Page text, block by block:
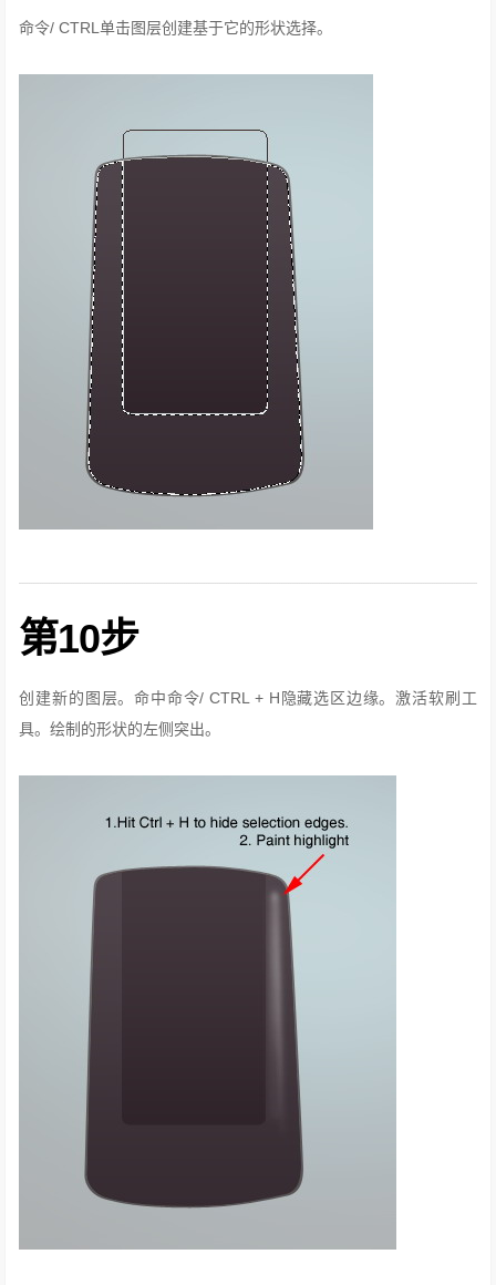
命令/ CTRL单击图层创建基于它的形状选择。
第10步
创建新的图层。命中命令/ CTRL + H隐藏选区边缘。 激活软刷工
具。绘制的形状的左侧突出。